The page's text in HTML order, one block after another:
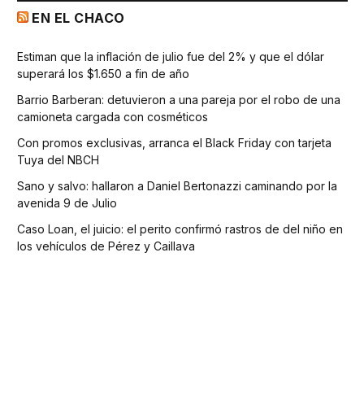
EN EL CHACO
Estiman que la inflación de julio fue del 2% y que el dólar
superará los $1.650 a fin de año
Barrio Barberan: detuvieron a una pareja por el robo de una
camioneta cargada con cosméticos
Con promos exclusivas, arranca el Black Friday con tarjeta
Tuya del NBCH
Sano y salvo: hallaron a Daniel Bertonazzi caminando por la
avenida 9 de Julio
Caso Loan, el juicio: el perito confirmó rastros de del niño en
los vehículos de Pérez y Caillava